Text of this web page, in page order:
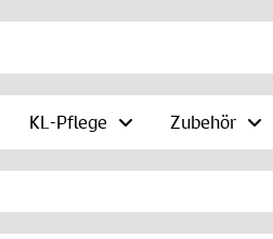
KL-Pflege Zubehör